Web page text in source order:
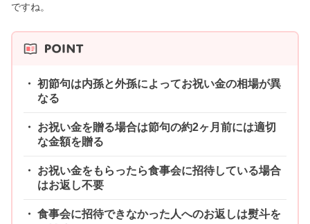
ですね。
初節句は内孫と外孫によってお祝い金の相場が異
なる
お祝い金を贈る場合は節句の約2ヶ月前には適切
な金額を贈る
お祝い金をもらったら食事会に招待している場合
はお返し不要
食事会に招待できなかった人へのお返しは熨斗を